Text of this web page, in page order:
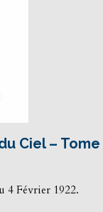
Ciel – Tome
4 Février 1922.